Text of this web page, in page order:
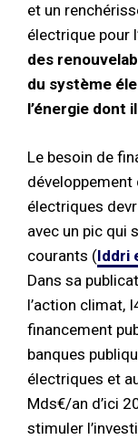
et un
électrique pour
des
du système
l’énergie dont
Le besoin de
développement
électriques
avec un pic qui
courants (Iddri
Dans sa
l’action climat,
financement
banques
électriques et
Mds€/an d’ici
stimuler